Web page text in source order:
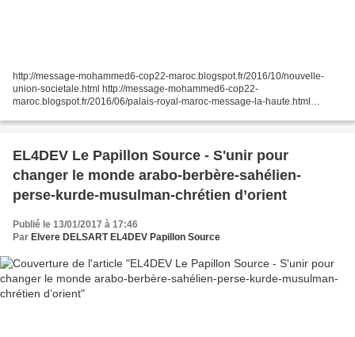
http://message-mohammed6-cop22-maroc.blogspot.fr/2016/10/nouvelle-
union-societale.html http://message-mohammed6-cop22-
maroc.blogspot.fr/2016/06/palais-royal-maroc-message-la-haute.html
http://www.el4dev.com/papillon/consortium.html...
EL4DEV Le Papillon Source - S'unir pour
changer le monde arabo-berbère-sahélien-
perse-kurde-musulman-chrétien d’orient
Publié le 13/01/2017 à 17:46
Par Elvere DELSART EL4DEV Papillon Source